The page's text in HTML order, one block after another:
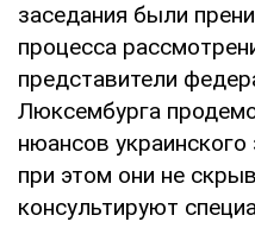
заседания были
процесса
представители
Люксембурга
нюансов
при этом они не
консультируют